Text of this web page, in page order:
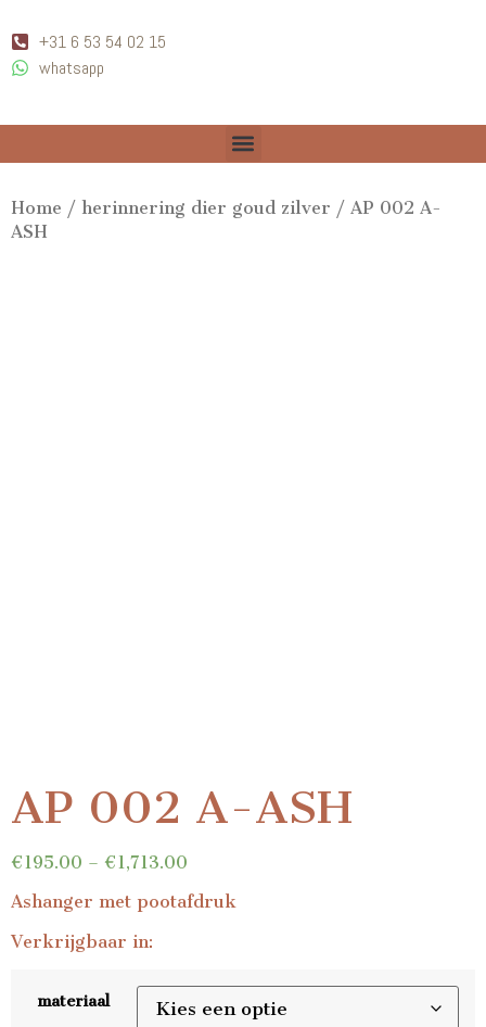
+31 6 53 54 02 15
whatsapp
Home / herinnering dier goud zilver / AP 002 A-
ASH
AP 002 A-ASH
€195.00 – €1,713.00
Ashanger met pootafdruk
Verkrijgbaar in:
materiaal